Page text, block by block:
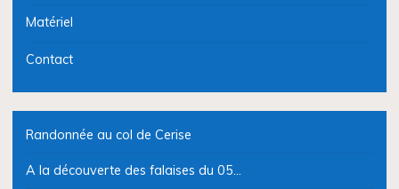
Matériel
Contact
Randonnée au col de Cerise
A la découverte des falaises du 05…